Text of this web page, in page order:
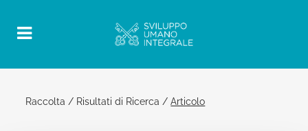
Raccolta / Risultati di Ricerca /Articolo